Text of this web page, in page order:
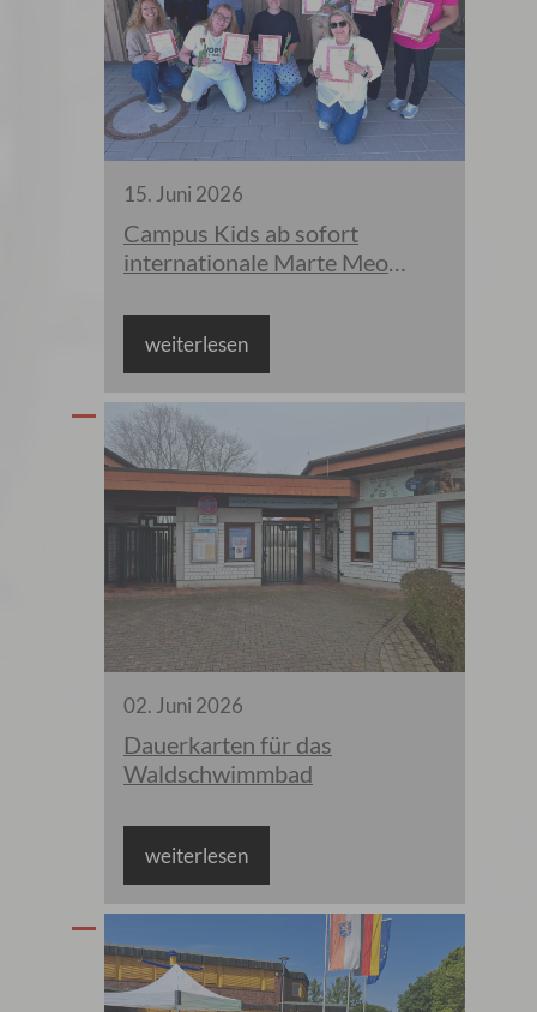
15. Juni 2026
Campus Kids ab sofort
internationale Marte Meo
weiterlesen
02.Juni 2026
Dauerkarten für das
Waldschwimmbad
weiterlesen